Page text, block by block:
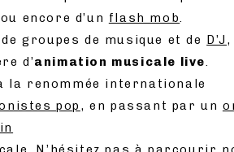
ou encore d’un flash mob.
groupes de musique et de D’J ,
d’animation musicale live.
la renommée internationale
pop , en passant par un